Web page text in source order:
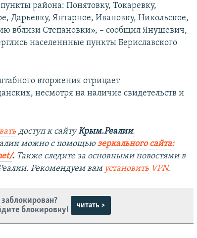
района: Понятовку, Токаревку,
Дарьевку, Янтарное, Ивановку, Никольское,
вблизи Степановки», – сообщил Янушевич,
населеннные пункты Бериславского
вторжения отрицает
несмотря на наличие свидетельств и
доступ к сайтуКрым.Реалии.
можно с помощьюзеркального сайта:
. ​ Также следите за основными новостями в
Рекомендуем вам установить VPN.
блокировку!
читать >